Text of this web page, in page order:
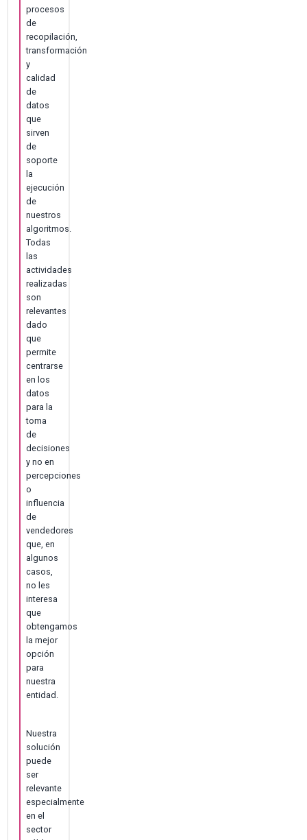
procesos
de
recopilación,
transformación
y
calidad
de
datos
que
sirven
de
soporte
la
ejecución
de
nuestros
algoritmos.
Todas
las
actividades
realizadas
son
relevantes
dado
que
permite
centrarse
en los
datos
para la
toma
de
decisiones
y no en
percepciones
o
influencia
de
vendedores
que, en
algunos
casos,
no les
interesa
que
obtengamos
la mejor
opción
para
nuestra
entidad.
Nuestra
solución
puede
ser
relevante
especialmente
en el
sector